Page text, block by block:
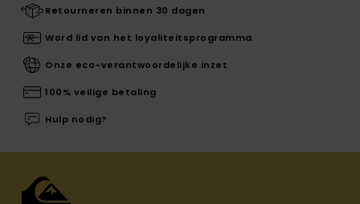
Retourneren binnen 30 dagen
Word lid van het loyaliteitsprogramma
Onze eco-verantwoordelijke inzet
100% veilige betaling
Hulp nodig?